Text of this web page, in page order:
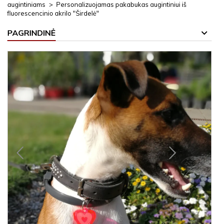
augintiniams
Personalizuojamas pakabukas augintiniui iš
fluorescencinio akrilo "Širdelė"
PAGRINDINĖ